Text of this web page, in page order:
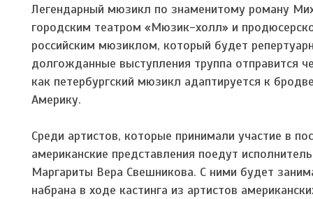
Легендарный мюзикл по знаменитому роману
городским театром «Мюзик-холл» и
российским мюзиклом, который будет
долгожданные выступления труппа отправится
как петербургский мюзикл адаптируется к
Америку.
Среди артистов, которые принимали участие в
американские представления поедут
Маргариты Вера Свешникова. С ними будет
набрана в ходе кастинга из артистов